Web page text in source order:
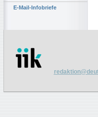
E-Mail-Infobriefe